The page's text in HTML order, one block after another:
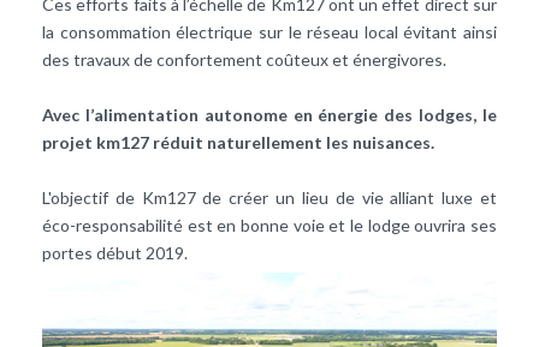
Ces efforts faits à l’échelle de Km127 ont un effet direct sur
la consommation électrique sur le réseau local évitant ainsi
des travaux de confortement coûteux et énergivores.
Avec l’alimentation autonome en énergie des lodges, le
projet km127 réduit naturellement les nuisances.
L'objectif de Km127 de créer un lieu de vie alliant luxe et
éco-­responsabilité est en bonne voie et le lodge ouvrira ses
portes début 2019.